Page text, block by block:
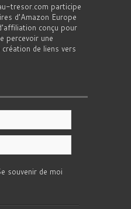
tresor.com participe
d’Amazon Europe
conçu pour
percevoir une
de liens vers
souvenir de moi